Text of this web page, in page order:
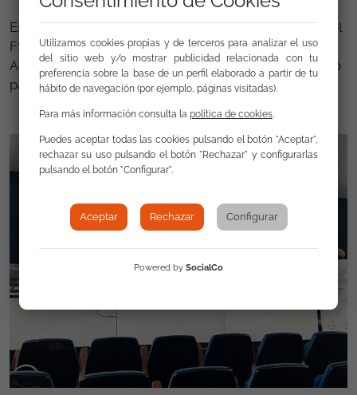
Esta formación es posible gracias a la financiación del
FSE+ y Fundación La Caixa. También agradecer a la
Agencia Local de Desarrollo por la cesión del espacio
para desarrollar la actividad.
Utilizamos cookies propias y de terceros para analizar el uso
del sitio web y/o mostrar publicidad relacionada con tu
preferencia sobre la base de un perfil elaborado a partir de tu
hábito de navegación (por ejemplo, páginas visitadas).
Para más información consulta la política de cookies.
Puedes aceptar todas las cookies pulsando el botón "Aceptar",
rechazar su uso pulsando el botón "Rechazar" y configurarlas
pulsando el botón "Configurar".
Aceptar Rechazar Configurar
Powered by SocialCo